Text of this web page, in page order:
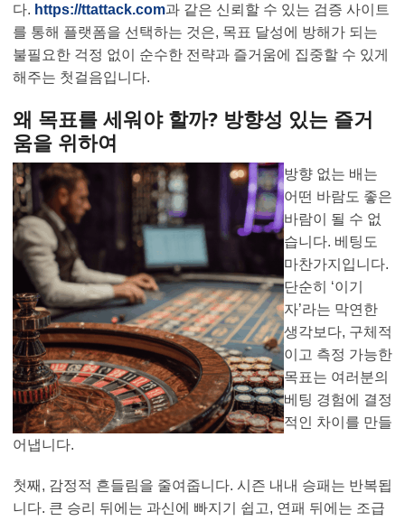
다. https://ttattack.com과 같은 신뢰할 수 있는 검증 사이트
를 통해 플랫폼을 선택하는 것은, 목표 달성에 방해가 되는
불필요한 걱정 없이 순수한 전략과 즐거움에 집중할 수 있게
해주는 첫걸음입니다.
왜 목표를 세워야 할까? 방향성 있는 즐거
움을 위하여
방향 없는 배는
어떤 바람도 좋은
바람이 될 수 없
습니다. 베팅도
마찬가지입니다.
단순히 ‘이기
자’라는 막연한
생각보다, 구체적
이고 측정 가능한
목표는 여러분의
베팅 경험에 결정
적인 차이를 만들
어냅니다.
첫째, 감정적 흔들림을 줄여줍니다. 시즌 내내 승패는 반복됩
니다. 큰 승리 뒤에는 과신에 빠지기 쉽고, 연패 뒤에는 조급